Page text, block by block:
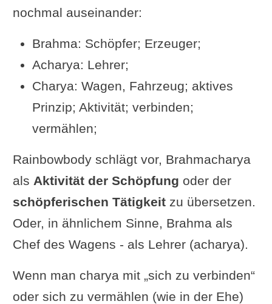
nochmal auseinander:
Brahma: Schöpfer; Erzeuger;
Acharya: Lehrer;
Charya: Wagen, Fahrzeug; aktives
Prinzip; Aktivität; verbinden;
vermählen;
Rainbowbody schlägt vor, Brahmacharya
als Aktivität der Schöpfung oder der
schöpferischen Tätigkeitzu übersetzen.
Oder, in ähnlichem Sinne, Brahma als
Chef des Wagens - als Lehrer (acharya).
Wenn man charya mit „sich zu verbinden“
oder sich zu vermählen (wie in der Ehe)